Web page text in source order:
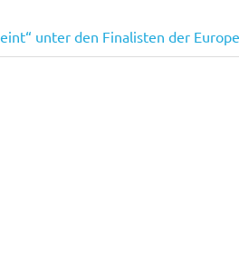
unter den Finalisten der